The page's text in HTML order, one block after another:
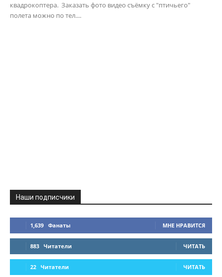
квадрокоптера. Заказать фото видео съёмку с "птичьего"
полета можно по тел....
Наши подписчики
1,639 Фанаты МНЕ НРАВИТСЯ
883 Читатели ЧИТАТЬ
22 Читатели ЧИТАТЬ